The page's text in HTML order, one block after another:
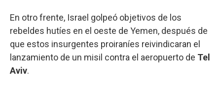
En otro frente, Israel golpeó objetivos de los
rebeldes hutíes en el oeste de Yemen, después de
que estos insurgentes proiraníes reivindicaran el
lanzamiento de un misil contra el aeropuerto de Tel
Aviv.